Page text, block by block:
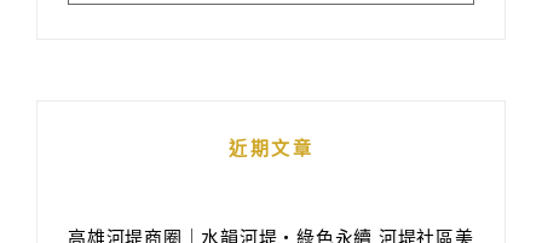
近期文章
高雄河堤商圈｜水韻河堤‧綠色永續 河堤社區美